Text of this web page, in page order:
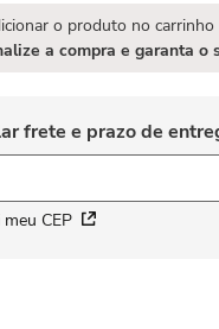
o produto no carrinho
a compra e garanta o
CEP